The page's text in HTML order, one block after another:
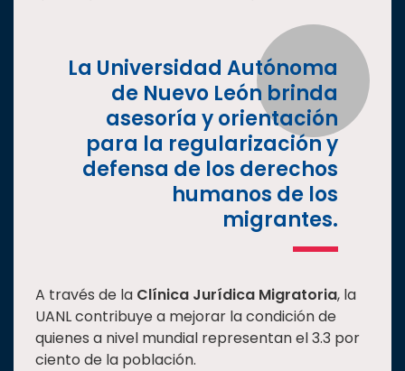
Investigación
Internacionalización
La Universidad Autónoma
de Nuevo León brinda
asesoría y orientación
para la regularización y
defensa de los derechos
humanos de los
migrantes.
A través de la Clínica Jurídica Migratoria, la
UANL contribuye a mejorar la condición de
quienes a nivel mundial representan el 3.3 por
ciento de la población.